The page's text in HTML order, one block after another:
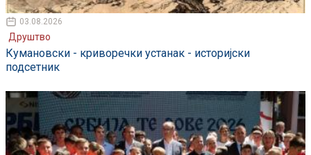
03.08.2026
Друштво
Кумановски - криворечки устанак - историјски
подсетник